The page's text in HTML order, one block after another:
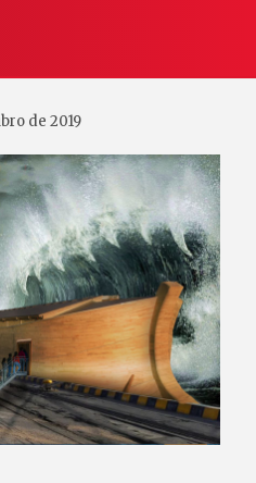
de 2019